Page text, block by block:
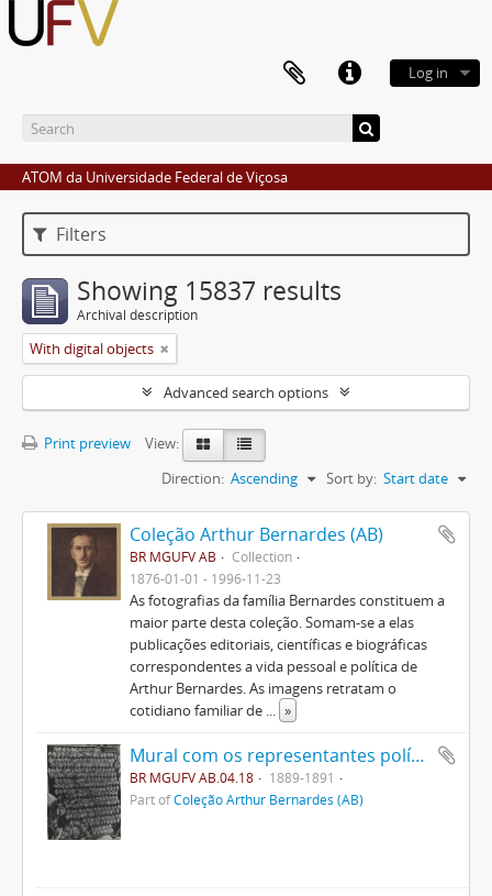
Log in
ATOM da Universidade Federal de Viçosa
Filters
Showing 15837 results
Archival description
With digital objects
Advanced search options
Print preview
View:
Sort by: Start date
Direction: Ascending
Coleção Arthur Bernardes (AB)
BR MGUFV AB
Collection
1876-01-01 - 1996-11-23
As fotografias da família Bernardes constituem a
maior parte desta coleção. Somam-se a elas
publicações editoriais, científicas e biográficas
correspondentes a vida pessoal e política de
Arthur Bernardes. As imagens retratam o
cotidiano familiar de
»
Mural com os representantes políticos do Brasil.
BR MGUFV AB.04.18
1889-1891
Part ofColeção Arthur Bernardes (AB)